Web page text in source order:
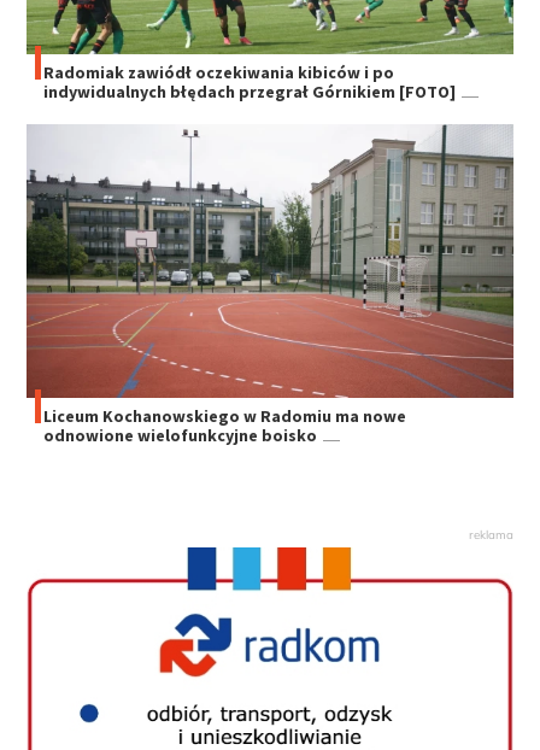
Radomiak zawiódł oczekiwania kibiców i po
indywidualnych błędach przegrał Górnikiem [FOTO]
Liceum Kochanowskiego w Radomiu ma nowe
odnowione wielofunkcyjne boisko